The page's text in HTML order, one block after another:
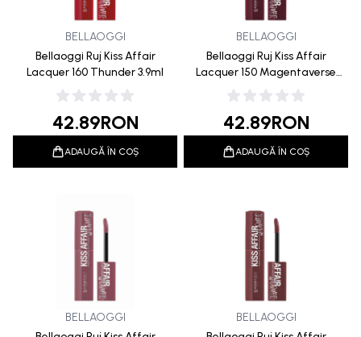
BELLAOGGI
Bellaoggi Ruj Kiss Affair
Lacquer 160 Thunder 3.9ml
42.89RON
ADAUGĂ ÎN COȘ
BELLAOGGI
Bellaoggi Ruj Kiss Affair
Lacquer 150 Magentaverse
3.9ml
42.89RON
ADAUGĂ ÎN COȘ
BELLAOGGI
BELLAOGGI